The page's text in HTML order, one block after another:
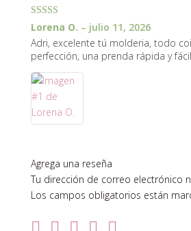
Valorado con
5de 5
Lorena O. – julio 11, 2026
Adri, excelente tú molderia, todo
perfección, una prenda rápida y
Agrega una reseña
Tu dirección de correo electrónico
Los campos obligatorios están